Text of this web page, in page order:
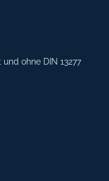
ohne DIN 13277